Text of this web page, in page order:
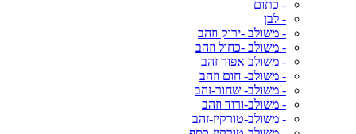
- כתום
- לבן
- משולב -ירוק וזהב
- משולב -כחול וזהב
- משולב אפור זהב
- משולב- חום וזהב
- משולב- שחור-זהב
- משולב-ורוד וזהב
- משולב-טורקיז-זהב